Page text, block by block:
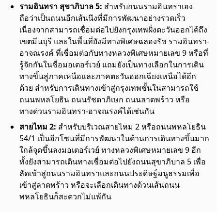
รามอินทรา สุขาภิบาล 5: สำหรับถนนรามอินทราเอง
ถือว่าเป็นถนนอีกเส้นนึงที่มีการพัฒนาอย่างรวดเร็ว
เนื่องจากสามารถเชื่อมต่อไปยังกรุงเทพฝั่งตะวันออกได้ถึง
เขตมีนบุรี และในพื้นที่ยังมีทางพิเศษฉลองรัช รามอินทรา-
อาจณรงค์ ที่เชื่อมต่อกับทางหลวงพิเศษหมายเลข 9 หรือที่
รู้จักกันในชื่อมอเตอร์เวย์ แถมยังเป็นทางเลือกในการเดิน
ทางขึ้นสู่ภาคเหนือและภาคตะวันออกเฉียงเหนือได้อีก
ด้วย สำหรับการเดินทางเข้าสู่กรุงเทพชั้นในสามารถใช้
ถนนพหลโยธิน ถนนรัชดาภิเษก ถนนลาดพร้าว หรือ
ทางด่วนรามอินทรา-อาจณรงค์ได้เช่นกัน
สายไหม 2: สำหรับบริเวณสายไหม 2 หรือถนนพหลโยธิน
54/1 เป็นอีกโซนที่มีการพัฒนาในด้านการเดินทางขึ้นมาก
ใกล้จุดขึ้นลงมอเตอร์เวย์ ทางหลวงพิเศษหมายเลข 9 อีก
ทั้งยังสามารถเดินทางเชื่อมต่อไปยังถนนสุขาภิบาล 5 เพื่อ
ลัดเข้าสู่ถนนรามอินทราและถนนประดิษฐ์มนูธรรมเพื่อ
เข้าสู่ลาดพร้าว หรือจะเลือกเดินทางด้วนเส้นถนน
พหลโยธินก็สะดวกไม่แพ้กัน